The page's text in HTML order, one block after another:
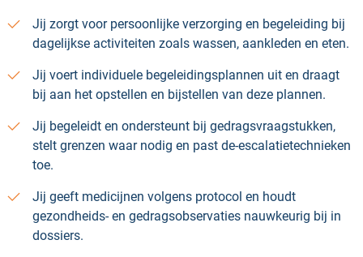
Jij zorgt voor persoonlijke verzorging en begeleiding bij
dagelijkse activiteiten zoals wassen, aankleden en eten.
Jij voert individuele begeleidingsplannen uit en draagt
bij aan het opstellen en bijstellen van deze plannen.
Jij begeleidt en ondersteunt bij gedragsvraagstukken,
stelt grenzen waar nodig en past de-escalatietechnieken
toe.
Jij geeft medicijnen volgens protocol en houdt
gezondheids- en gedragsobservaties nauwkeurig bij in
dossiers.